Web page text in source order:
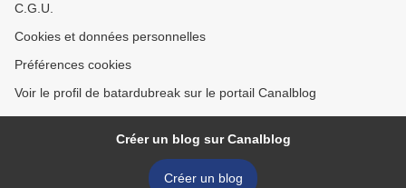
C.G.U.
Cookies et données personnelles
Préférences cookies
Voir le profil de batardubreak sur le portail Canalblog
Créer un blog sur Canalblog
Créer un blog